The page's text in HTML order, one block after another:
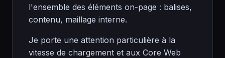
l'ensemble des éléments on-page : balises,
contenu, maillage interne.
Je porte une attention particulière à la
vitesse de chargement et aux Core Web